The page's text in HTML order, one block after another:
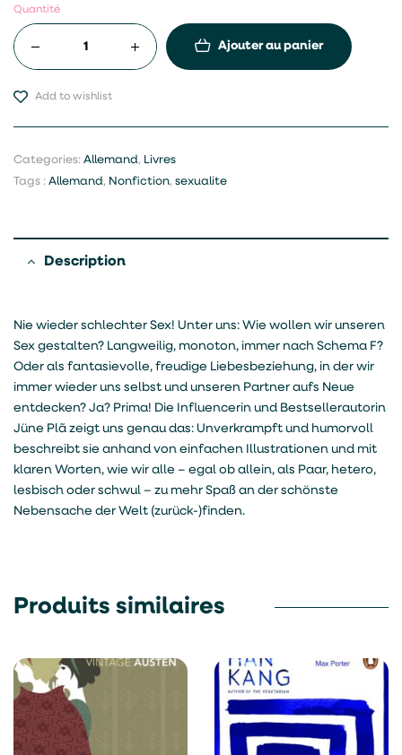
Quantité
Ajouter au panier
Add to wishlist
Categories: Allemand, Livres
Tags : Allemand, Nonfiction, sexualite
Description
Nie wieder schlechter Sex! Unter uns: Wie wollen wir unseren
Sex gestalten? Langweilig, monoton, immer nach Schema F?
Oder als fantasievolle, freudige Liebesbeziehung, in der wir
immer wieder uns selbst und unseren Partner aufs Neue
entdecken? Ja? Prima! Die Influencerin und Bestsellerautorin
Jüne Plã zeigt uns genau das: Unverkrampft und humorvoll
beschreibt sie anhand von einfachen Illustrationen und mit
klaren Worten, wie wir alle – egal ob allein, als Paar, hetero,
lesbisch oder schwul – zu mehr Spaß an der schönste
Nebensache der Welt (zurück-)finden.
Produits similaires